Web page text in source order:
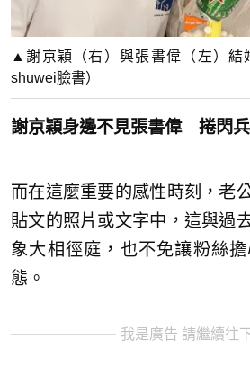
▲謝京穎（右）與張書偉（左）結
shuwei臉書）
謝京穎身邊不見張書偉 捲閃
而在這麼重要的感性時刻，老
貼文的照片或文字中，這與過
象大相徑庭，也不免讓粉絲
態。
我是廣告 請繼續往